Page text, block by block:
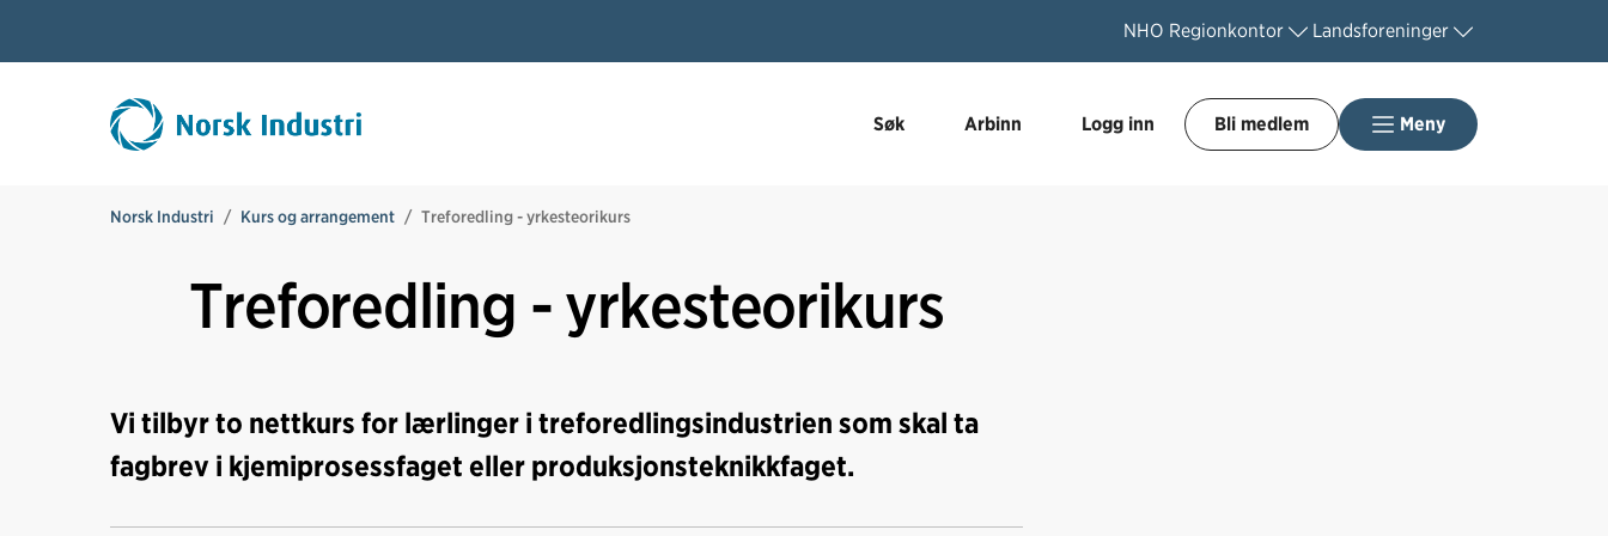
NHO Regionkontor Landsforeninger
Søk Arbinn Logg inn Bli medlem Meny
Norsk Industri Kurs og arrangement Treforedling - yrkesteorikurs
Treforedling - yrkesteorikurs
Vi tilbyr to nettkurs for lærlinger i treforedlingsindustrien som skal ta
fagbrev i kjemiprosessfaget eller produksjonsteknikkfaget.